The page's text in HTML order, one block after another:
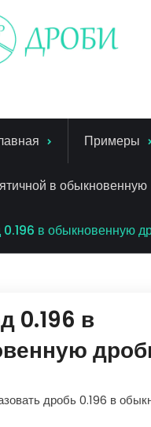
Примеры
в обыкновенную
в обыкновенную
0.196 в
дробь 0.196 в